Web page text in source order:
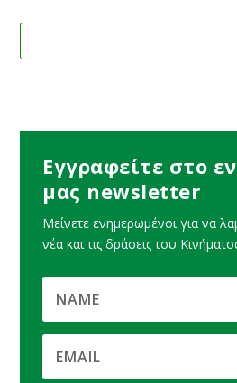
Εγγραφείτε στο
μας newsletter
Μείνετε ενημερωμένοι για να
νέα και τις δράσεις του